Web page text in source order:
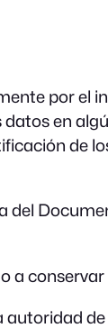
por el
en
de
a